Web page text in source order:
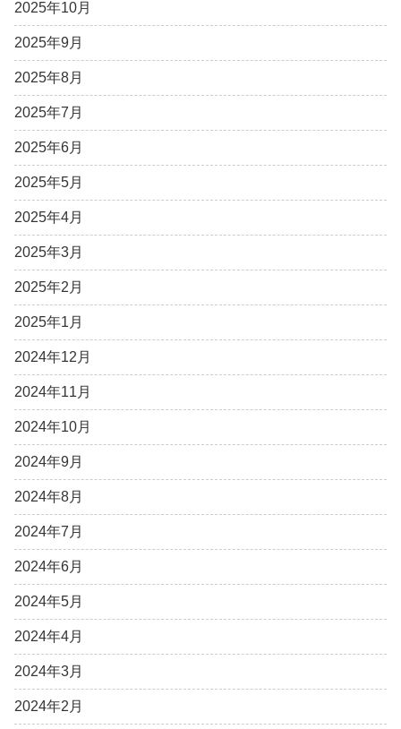
2025年10月
2025年9月
2025年8月
2025年7月
2025年6月
2025年5月
2025年4月
2025年3月
2025年2月
2025年1月
2024年12月
2024年11月
2024年10月
2024年9月
2024年8月
2024年7月
2024年6月
2024年5月
2024年4月
2024年3月
2024年2月